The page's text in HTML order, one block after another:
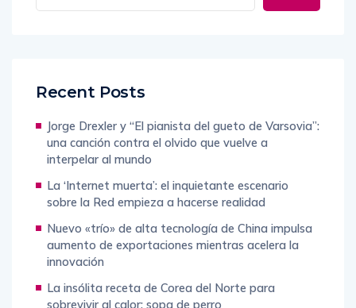
Recent Posts
Jorge Drexler y “El pianista del gueto de Varsovia”:
una canción contra el olvido que vuelve a
interpelar al mundo
La ‘Internet muerta’: el inquietante escenario
sobre la Red empieza a hacerse realidad
Nuevo «trío» de alta tecnología de China impulsa
aumento de exportaciones mientras acelera la
innovación
La insólita receta de Corea del Norte para
sobrevivir al calor: sopa de perro